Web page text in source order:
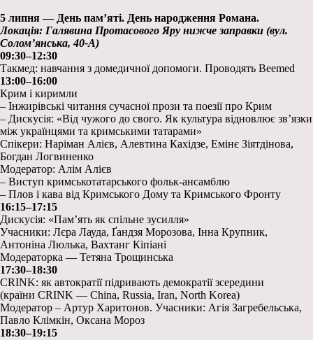
5 липня — День памʼяті. День народження Романа.
Локація: Галявина Протасового Яру нижче заправки (вул.
Солом’янська, 40-А)
09:30–12:30
Такмед: навчання з домедичної допомоги. Проводять Beemed
13:00–16:00
Крим і киримли
– Інжирівські читання сучасної прози та поезії про Крим
– Дискусія: «Від чужого до свого. Як культура відновлює зв’язки
між українцями та кримськими татарами»
Спікери: Наріман Алієв, Алевтина Кахідзе, Емінє Зіятдінова,
Богдан Логвиненко
Модератор: Алім Алієв
– Виступ кримськотатарського фольк-ансамблю
– Плов і кава від Кримського Дому та Кримського Фронту
16:15–17:15
Дискусія: «Памʼять як спільне зусилля»
Учасники: Лєра Лауда, Ґандзя Морозова, Інна Крупник,
Антоніна Люлька, Вахтанг Кіпіані
Модераторка — Тетяна Трощинська
17:30–18:30
CRINK: як автократії підривають демократії зсередини
(країни CRINK — China, Russia, Iran, North Korea)
Модератор – Артур Харитонов. Учасники: Агія Загребельська,
Павло Клімкін, Оксана Мороз
18:30–19:15